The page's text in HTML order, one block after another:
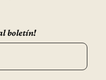
boletín!